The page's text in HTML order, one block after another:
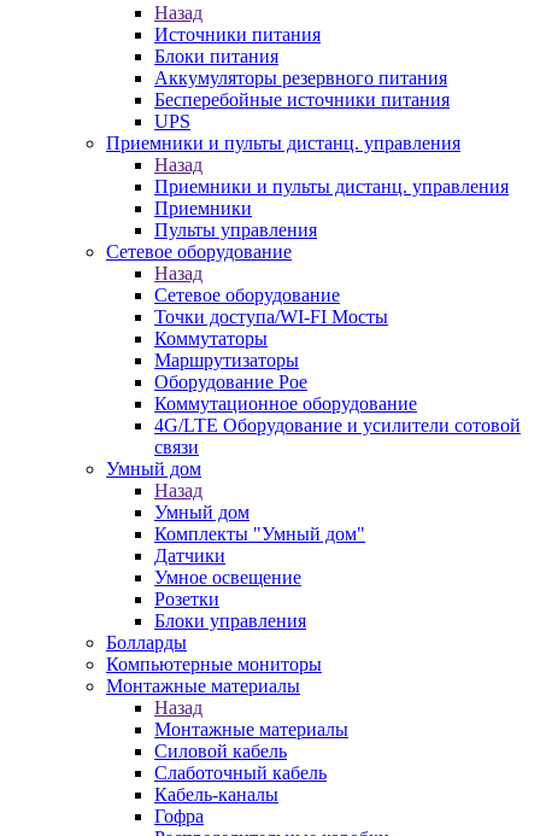
Назад
Источники питания
Блоки питания
Аккумуляторы резервного питания
Бесперебойные источники питания
UPS
Приемники и пульты дистанц. управления
Назад
Приемники и пульты дистанц. управления
Приемники
Пульты управления
Сетевое оборудование
Назад
Сетевое оборудование
Точки доступа/WI-FI Мосты
Коммутаторы
Маршрутизаторы
Оборудование Poe
Коммутационное оборудование
4G/LTE Оборудование и усилители сотовой
связи
Умный дом
Назад
Умный дом
Комплекты "Умный дом"
Датчики
Умное освещение
Розетки
Блоки управления
Болларды
Компьютерные мониторы
Монтажные материалы
Назад
Монтажные материалы
Силовой кабель
Слаботочный кабель
Кабель-каналы
Гофра